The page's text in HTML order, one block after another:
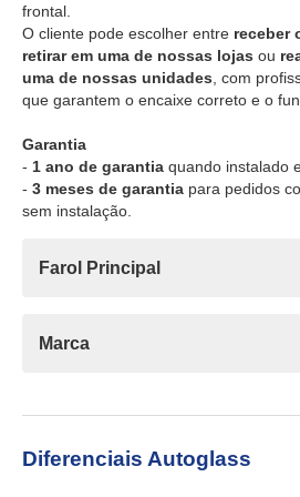
frontal.
O cliente pode escolher entre receber
retirar em uma de nossas lojas ou
uma de nossas unidades , com
que garantem o encaixe correto e o
Garantia
- 1 ano de garantia quando instalado
- 3 meses de garantia para pedidos
sem instalação.
Farol Principal
Marca
Diferenciais Autoglass